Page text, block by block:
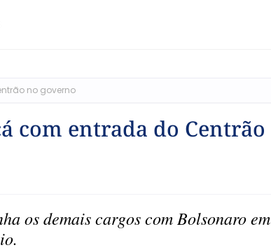
no governo
com entrada do Centrão
os demais cargos com Bolsonaro em